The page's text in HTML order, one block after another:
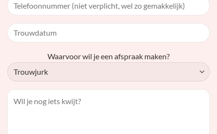
Waarvoor wil je een afspraak maken?